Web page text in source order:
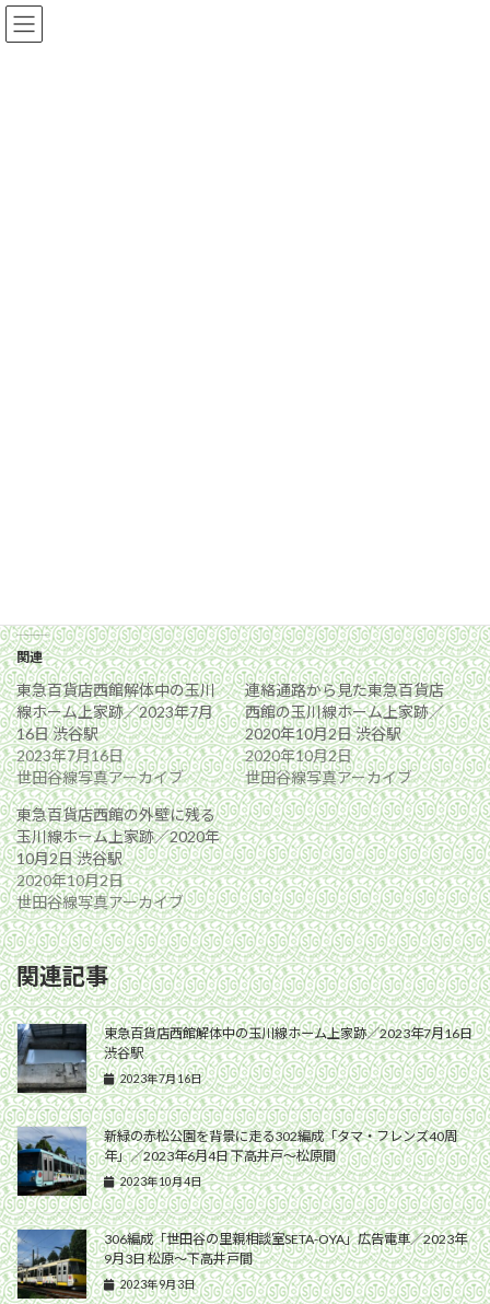
コ
ン
ナ
ビ
関連
東急百貨店西館解体中の玉川
線ホーム上家跡／2023年7月
16日 渋谷駅
2023年7月16日
世田谷線写真アーカイブ
連絡通路から見た東急百貨店
西館の玉川線ホーム上家跡／
2020年10月2日 渋谷駅
2020年10月2日
世田谷線写真アーカイブ
東急百貨店西館の外壁に残る
玉川線ホーム上家跡／2020年
10月2日 渋谷駅
2020年10月2日
世田谷線写真アーカイブ
関連記事
東急百貨店西館解体中の玉川線ホーム上家跡／2023年7月16日
渋谷駅
2023年7月16日
新緑の赤松公園を背景に走る302編成「タマ・フレンズ40周
年」／2023年6月4日 下高井戸〜松原間
2023年10月4日
306編成「世田谷の里親相談室SETA-OYA」広告電車／2023年
9月3日 松原〜下高井戸間
2023年9月3日